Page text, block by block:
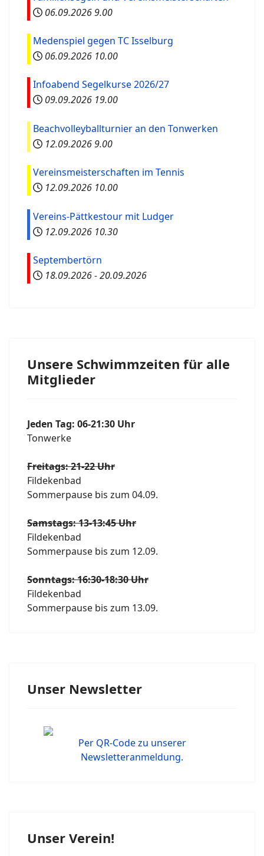
06.09.20269.00
Medenspiel gegen TC Isselburg
06.09.2026 10.00
Infoabend Segelkurse 2026/27
09.09.2026 19.00
Beachvolleyballturnier an den Tonwerken
12.09.20269.00
Vereinsmeisterschaften im Tennis
12.09.2026 10.00
Vereins-Pättkestour mit Ludger
12.09.2026 10.30
Septembertörn
18.09.2026-20.09.2026
Unsere Schwimmzeiten für alle
Mitglieder
Jeden Tag: 06-21:30 Uhr
Tonwerke
Freitags: 21-22 Uhr
Fildekenbad
Sommerpause bis zum 04.09.
Samstags: 13-13:45 Uhr
Fildekenbad
Sommerpause bis zum 12.09.
Sonntags: 16:30-18:30 Uhr
Fildekenbad
Sommerpause bis zum 13.09.
Unser Newsletter
Per QR-Code zu unserer
Newsletteranmeldung.
Unser Verein!